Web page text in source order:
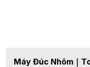
Máy Đúc Nhôm｜